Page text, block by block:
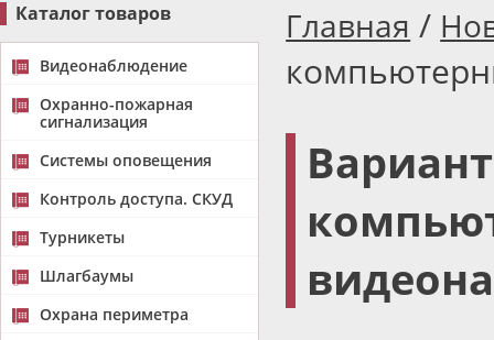
Каталог товаров
Видеонаблюдение
Охранно-пожарная
сигнализация
Системы оповещения
Контроль доступа. СКУД
Турникеты
Шлагбаумы
Охрана периметра
Главная /